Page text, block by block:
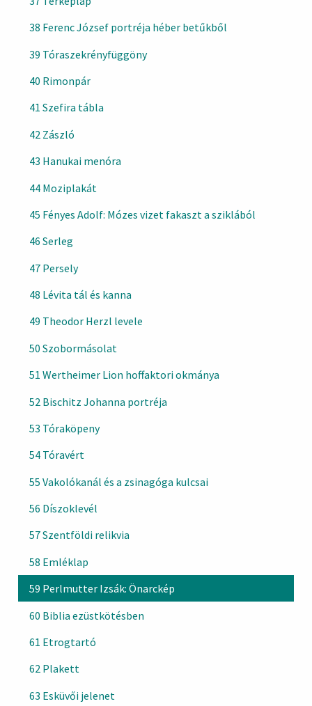
38 Ferenc József portréja héber betűkből
39 Tóraszekrényfüggöny
40 Rimonpár
41 Szefira tábla
42 Zászló
43 Hanukai menóra
44 Moziplakát
45 Fényes Adolf: Mózes vizet fakaszt a sziklából
46 Serleg
47 Persely
48 Lévita tál és kanna
49 Theodor Herzl levele
50 Szobormásolat
51 Wertheimer Lion hoffaktori okmánya
52 Bischitz Johanna portréja
53 Tóraköpeny
54 Tóravért
55 Vakolókanál és a zsinagóga kulcsai
56 Díszoklevél
57 Szentföldi relikvia
58 Emléklap
59 Perlmutter Izsák: Önarckép
60 Biblia ezüstkötésben
61 Etrogtartó
62 Plakett
63 Esküvői jelenet